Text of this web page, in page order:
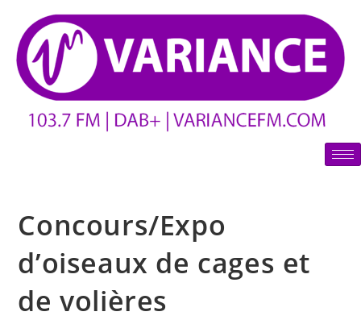
Concours/Expo
d’oiseaux de cages et
de volières